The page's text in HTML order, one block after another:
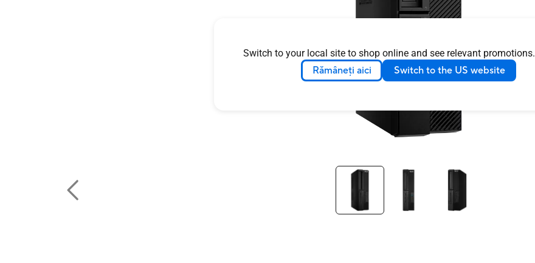
Switch to your local site to shop online and see relevant promotions.
Rămâneți aici Switch to the US website